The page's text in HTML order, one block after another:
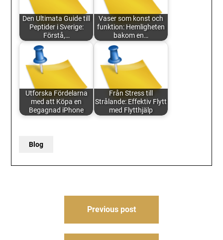
Den Ultimata Guide till
Peptider i Sverige:
Förstå,…
Vaser som konst och
funktion: Hemligheten
bakom en…
Utforska Fördelarna
med att Köpa en
Begagnad iPhone
Från Stress till
Strålande: Effektiv Flytt
med Flytthjälp
Blog
Previous post